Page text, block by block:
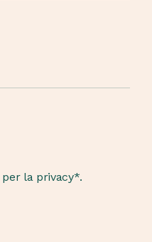
la privacy*.